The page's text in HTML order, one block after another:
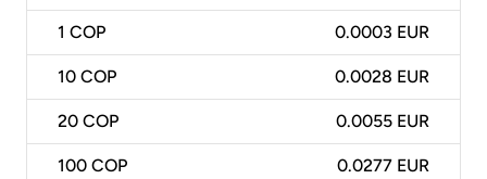
1 COP 0.0003 EUR
10 COP 0.0028 EUR
20 COP 0.0055 EUR
100 COP 0.0277 EUR